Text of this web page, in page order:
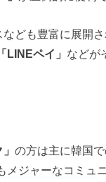
ども豊富に展開さ
「LINEペイ」 などが
」の方は主に韓国
メジャーなコミュ